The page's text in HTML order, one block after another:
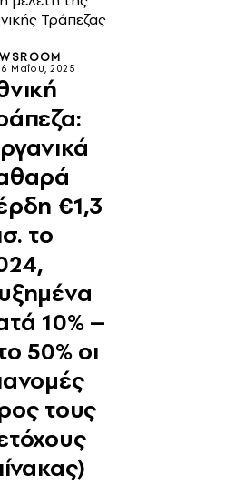
Τράπεζας
Μαΐου, 2025
€1,3
το
10% –
50% οι
τους